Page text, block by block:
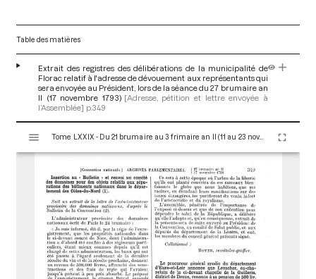
Table des matières
Extrait des registres des délibérations de la municipalité de
Florac relatif à l'adresse de dévouement aux représentants qui
sera envoyée au Président, lors de la séance du 27 brumaire an
II (17 novembre 1793) [Adresse, pétition et lettre envoyée à
l’Assemblée] p.349
s
Tome LXXIX - Du 21 brumaire au 3 frimaire an II (11 au 23 novembre 1793)